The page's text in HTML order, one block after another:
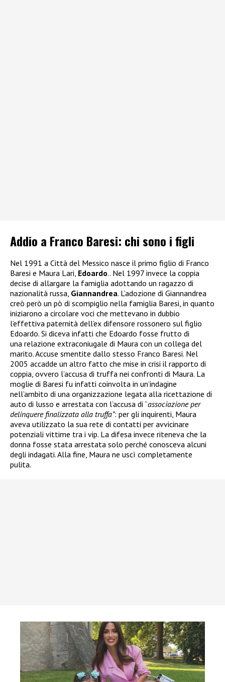
Addio a Franco Baresi: chi sono i figli
Nel 1991 a Città del Messico nasce il primo figlio di Franco
Baresi e Maura Lari, Edoardo.. Nel 1997 invece la coppia
decise di allargare la famiglia adottando un ragazzo di
nazionalità russa, Giannandrea. L’adozione di Giannandrea
creò però un pò di scompiglio nella famiglia Baresi, in quanto
iniziarono a circolare voci che mettevano in dubbio
l’effettiva paternità dell’ex difensore rossonero sul figlio
Edoardo. Si diceva infatti che Edoardo fosse frutto di
una relazione extraconiugale di Maura con un collega del
marito. Accuse smentite dallo stesso Franco Baresi. Nel
2005 accadde un altro fatto che mise in crisi il rapporto di
coppia, ovvero l’accusa di truffa nei confronti di Maura. La
moglie di Baresi fu infatti coinvolta in un’indagine
nell’ambito di una organizzazione legata alla ricettazione di
auto di lusso e arrestata con l’accusa di “associazione per
delinquere finalizzata alla truffa”: per gli inquirenti, Maura
aveva utilizzato la sua rete di contatti per avvicinare
potenziali vittime tra i vip. La difesa invece riteneva che la
donna fosse stata arrestata solo perché conosceva alcuni
degli indagati. Alla fine, Maura ne uscì completamente
pulita.